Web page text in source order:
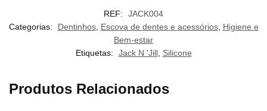
REF:
JACK004
Categorias:
Dentinhos, Escova de dentes e acessórios, Higiene e
Bem-estar
Etiquetas:
Jack N 'Jill, Silicone
Produtos Relacionados